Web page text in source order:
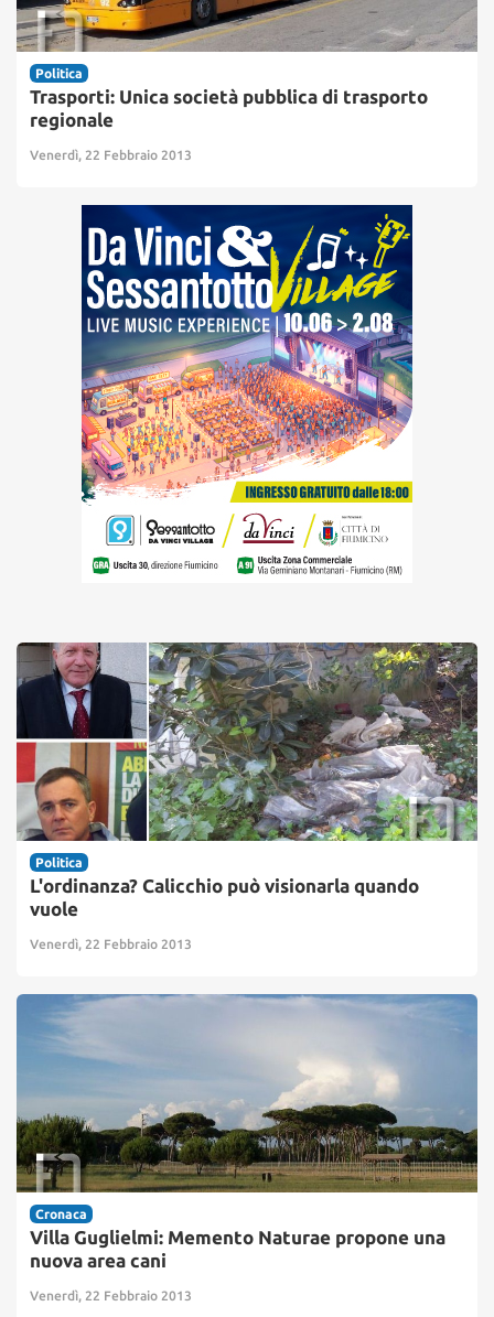
Politica
Trasporti: Unica società pubblica di trasporto
regionale
Venerdì, 22 Febbraio 2013
Politica
L'ordinanza? Calicchio può visionarla quando
vuole
Venerdì, 22 Febbraio 2013
Cronaca
Villa Guglielmi: Memento Naturae propone una
nuova area cani
Venerdì, 22 Febbraio 2013